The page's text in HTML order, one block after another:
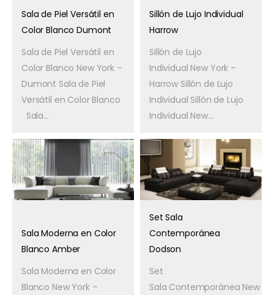
Sala de Piel Versátil en
Color Blanco Dumont
Sala de Piel Versátil en
Color Blanco New York –
Dumont Sala de Piel
Versátil en Color Blanco
Sala...
Sillón de Lujo Individual
Harrow
Sillón de Lujo
Individual New York –
Harrow Sillón de Lujo
Individual Sillón de Lujo
Individual New...
Sala Moderna en Color
Blanco Amber
Sala Moderna en Color
Blanco New York –
Set Sala
Contemporánea
Dodson
Set
Sala Contemporánea New